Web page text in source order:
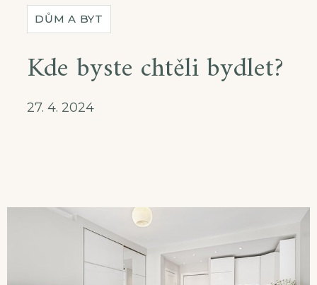
DŮM A BYT
Kde byste chtěli bydlet?
27. 4. 2024